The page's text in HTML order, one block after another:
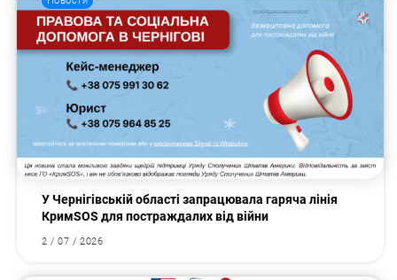
У Чернігівській області запрацювала гаряча лінія
КримSOS для постраждалих від війни
2 / 07 / 2026